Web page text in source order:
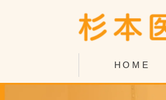
HOME